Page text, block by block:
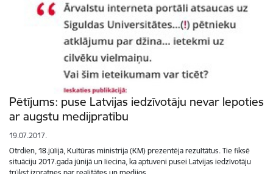
Pētījums: puse Latvijas iedzīvotāju nevar lepoties
ar augstu medijpratību
19.07.2017.
Otrdien, 18.jūlijā, Kultūras ministrija (KM) prezentēja rezultātus. Tie fiksē
situāciju 2017.gada jūnijā un liecina, ka aptuveni pusei Latvijas iedzīvotāju